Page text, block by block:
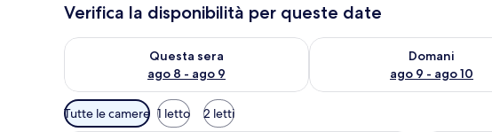
Verifica la disponibilità per queste date
Questa sera
ago 8 - ago 9
Verifica la disponibilità per questa sera, ago 8 - ago 9
Domani
ago 9 - ago 10
Verifica la disponibilità per
Filtri
disponibili
Tutte le camere 1 letto 2 letti